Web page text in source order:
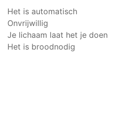
Het is automatisch
Onvrijwillig
Je lichaam laat het je doen
Het is broodnodig